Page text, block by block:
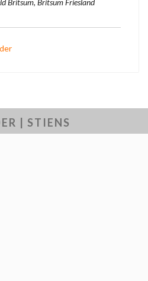
Britsum, Britsum Friesland
| STIENS